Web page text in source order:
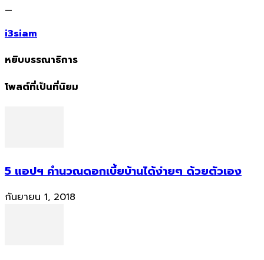
—
i3siam
หยิบบรรณาธิการ
โพสต์ที่เป็นที่นิยม
5 แอปฯ คำนวณดอกเบี้ยบ้านได้ง่ายๆ ด้วยตัวเอง
กันยายน 1, 2018